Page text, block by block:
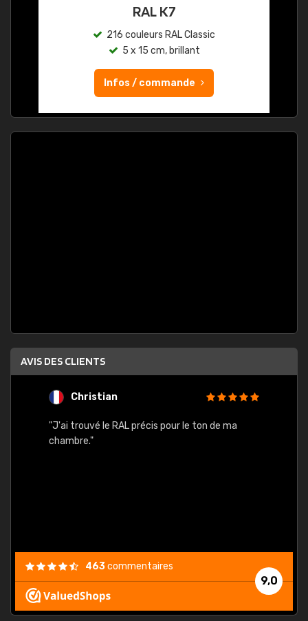
RAL K7
216 couleurs RAL Classic
5 x 15 cm, brillant
Infos / commande
AVIS DES CLIENTS
Christian
"J'ai trouvé le RAL précis pour le ton de ma
chambre."
9,0
463commentaires